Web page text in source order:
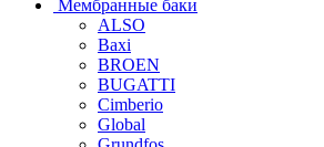
Мембранные баки
ALSO
Baxi
BROEN
BUGATTI
Cimberio
Global